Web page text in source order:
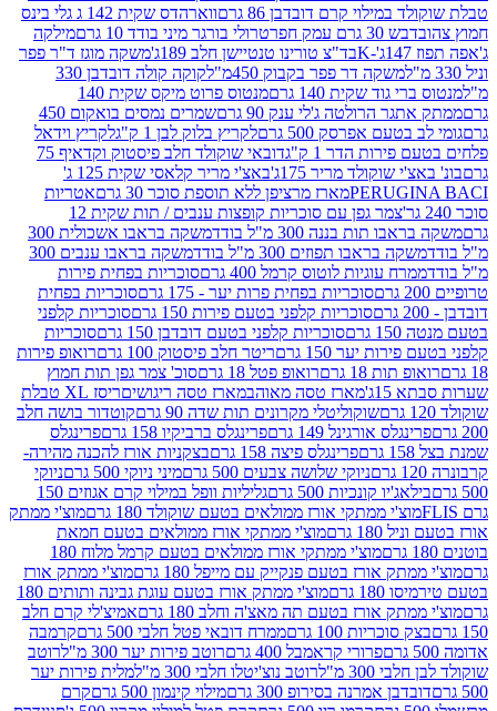
קרם דובדבן 86 גרם
ווארהדס שקית 142 ג גלי בינס
דבש 30 גרם עמק חפר
טרולי בורגר מיני בודד 10 גרם
מילקה
בד"צ טורינו טנטיישן חלב 189ג'
משקה מוגז ד"ר פפר
משקה דר פפר בקבוק 450מ"ל
קוקה קולה דובדבן 330
גוד שקית 140 גרם
מנטוס פרוט מיקס שקית 140
הרולטה ג'לי ענק 90 גרם
שמרים נמסים בואקום 450
אפרסק 500 גרם
לקריץ בלוק לבן 1 ק"ג
לקריץ וידאל
הדר 1 ק"ג
דובאי שוקולד חלב פיסטוק וקדאיף 75
שוקולד מריר 175ג'
באצ'י מריר קלאסי שקית 125 ג'
מארז מרציפן ללא תוספת סוכר 30 גרם
אטריות
צמר גפן עם סוכריות קופצות ענבים / תות שקית 12
תות בננה 300 מ"ל בודד
משקה בראבו אשכולית 300
בראבו תפוזים 300 מ"ל בודד
משקה בראבו ענבים 300
עוגיות לוטוס קרמל 400 גרם
סוכריות בפחית פירות
סוכריות בפחית פרות יער - 175 גרם
סוכריות בפחית
סוכריות קלפני בטעם פירות 150 גרם
סוכריות קלפני
סוכריות קלפני בטעם דובדבן 150 גרם
סוכריות
יער 150 גרם
ריטר חלב פיסטוק 100 גרם
רואופ פירות
תות 18 גרם
רואופ פטל 18 גרם
סוכ' צמר גפן תות חמוץ
מארז טסה מאוהב מארז טסה ריגושים
ריסז XL טבלת
שוקוליטלי מקרונים תות שדה 90 גרם
קוטדור בושה חלב
אורגינל 149 גרם
פרינגלס ברביקיו 158 גרם
פרינגלס
פרינגלס פיצה 158 גרם
בצקניות אורז להכנה מהירה-
ניוקי שלושה צבעים 500 גרם
מיני ניוקי 500 גרם
ניוקי
קונכיות 500 גרם
גליליות וופל במילוי קרם אגוזים 150
ממתקי אורז ממולאים בטעם שוקולד 180 גרם
מוצ'י ממתק
גרם
מוצ'י ממתקי אורז ממולאים בטעם חמאת
מוצ'י ממתקי אורז ממולאים בטעם קרמל מלוח 180
אורז בטעם פנקייק עם מייפל 180 גרם
מוצ'י ממתק אורז
גרם
מוצ'י ממתק אורז בטעם עוגת גבינה ותותים 180
אורז בטעם תה מאצ'ה וחלב 180 גרם
אמיצ'לי קרם חלב
סוכריות 100 גרם
ממרח דובאי פטל חלבי 500 גרם
קרמבה
פרורי קראמבל 400 גרם
רוטב פירות יער 300 מ"ל
רוטב
300 מ"ל
רוטב נוצ'יטלו חלבי 300 מ"ל
מלית פירות יער
אמרנה בסירופ 300 גרם
מילוי קינמון 500 גרם
קרם